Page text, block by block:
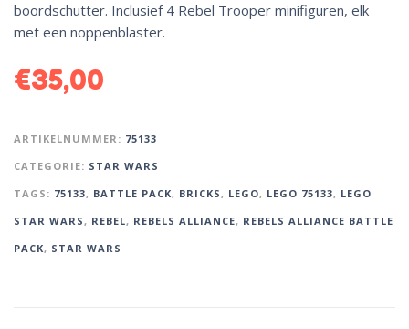
boordschutter. Inclusief 4 Rebel Trooper minifiguren, elk
met een noppenblaster.
€35,00
ARTIKELNUMMER: 75133
CATEGORIE: STAR WARS
TAGS: 75133, BATTLE PACK, BRICKS, LEGO, LEGO 75133, LEGO
STAR WARS, REBEL, REBELS ALLIANCE, REBELS ALLIANCE BATTLE
PACK, STAR WARS